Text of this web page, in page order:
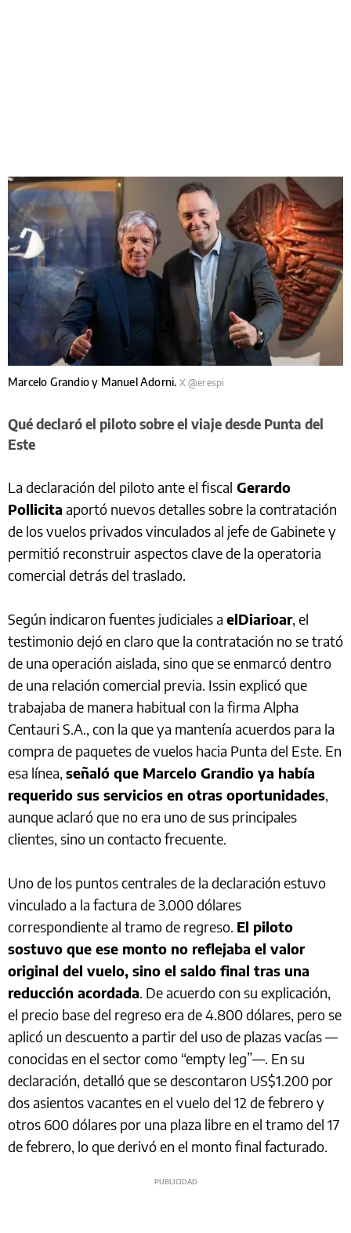
Marcelo Grandio y Manuel Adorni. X @erespi
Qué declaró el piloto sobre el viaje desde Punta del
Este
La declaración del piloto ante el fiscal Gerardo
Pollicita aportó nuevos detalles sobre la contratación
de los vuelos privados vinculados al jefe de Gabinete y
permitió reconstruir aspectos clave de la operatoria
comercial detrás del traslado.
Según indicaron fuentes judiciales a elDiarioar, el
testimonio dejó en claro que la contratación no se trató
de una operación aislada, sino que se enmarcó dentro
de una relación comercial previa. Issin explicó que
trabajaba de manera habitual con la firma Alpha
Centauri S.A., con la que ya mantenía acuerdos para la
compra de paquetes de vuelos hacia Punta del Este. En
esa línea, señaló que Marcelo Grandio ya había
requerido sus servicios en otras oportunidades,
aunque aclaró que no era uno de sus principales
clientes, sino un contacto frecuente.
Uno de los puntos centrales de la declaración estuvo
vinculado a la factura de 3.000 dólares
correspondiente al tramo de regreso. El piloto
sostuvo que ese monto no reflejaba el valor
original del vuelo, sino el saldo final tras una
reducción acordada. De acuerdo con su explicación,
el precio base del regreso era de 4.800 dólares, pero se
aplicó un descuento a partir del uso de plazas vacías —
conocidas en el sector como “empty leg”—. En su
declaración, detalló que se descontaron US$1.200 por
dos asientos vacantes en el vuelo del 12 de febrero y
otros 600 dólares por una plaza libre en el tramo del 17
de febrero, lo que derivó en el monto final facturado.